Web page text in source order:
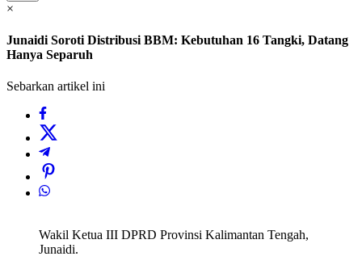
×
Junaidi Soroti Distribusi BBM: Kebutuhan 16 Tangki, Datang
Hanya Separuh
Sebarkan artikel ini
Wakil Ketua III DPRD Provinsi Kalimantan Tengah,
Junaidi.